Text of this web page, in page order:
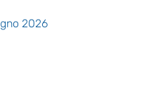
2026